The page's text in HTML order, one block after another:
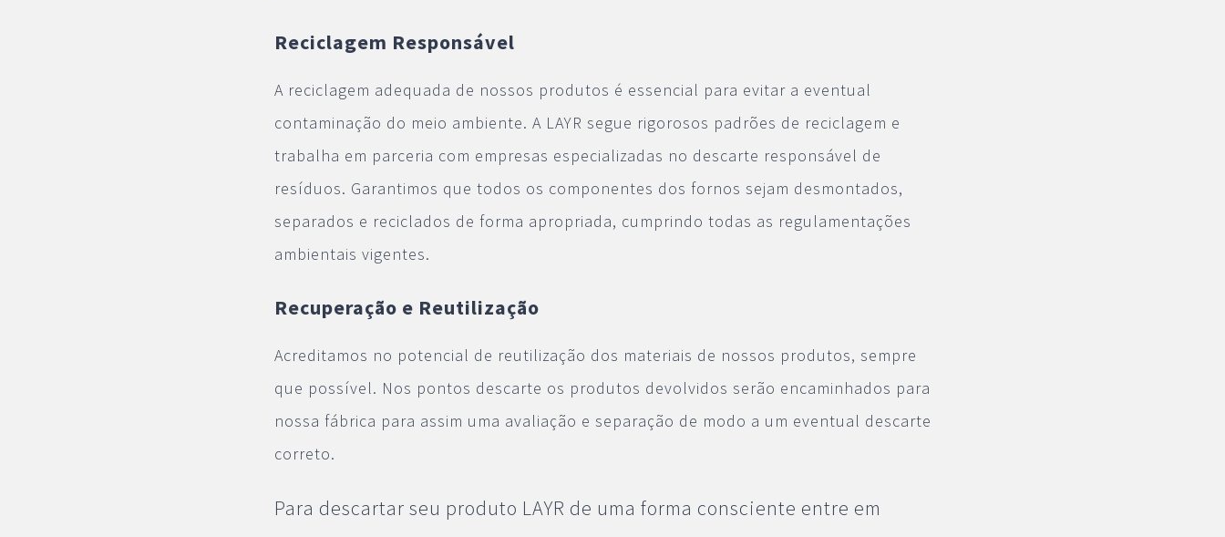
Reciclagem Responsável
A reciclagem adequada de nossos produtos é essencial para evitar a eventual
contaminação do meio ambiente. A LAYR segue rigorosos padrões de reciclagem e
trabalha em parceria com empresas especializadas no descarte responsável de
resíduos. Garantimos que todos os componentes dos fornos sejam desmontados,
separados e reciclados de forma apropriada, cumprindo todas as regulamentações
ambientais vigentes.
Recuperação e Reutilização
Acreditamos no potencial de reutilização dos materiais de nossos produtos, sempre
que possível. Nos pontos descarte os produtos devolvidos serão encaminhados para
nossa fábrica para assim uma avaliação e separação de modo a um eventual descarte
correto.
Para descartar seu produto LAYR de uma forma consciente entre em